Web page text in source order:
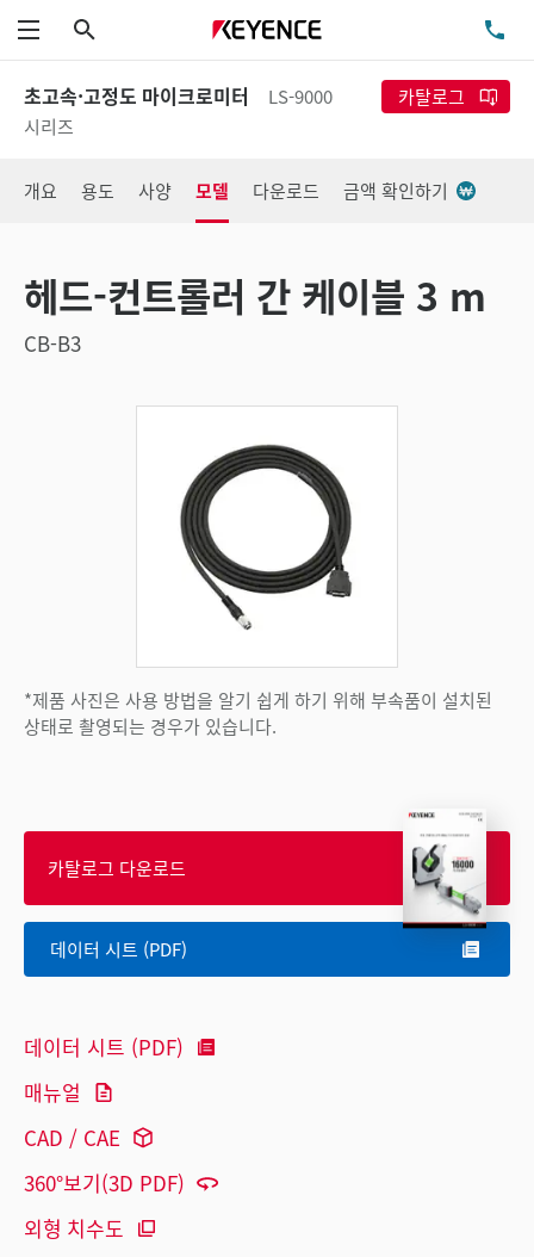
메뉴
초고속·고정도 마이크로미터
LS-9000
시리즈
카탈로그
개요 용도 사양 모델 다운로드 금액 확인하기
헤드-컨트롤러 간 케이블 3 m
CB-B3
*제품 사진은 사용 방법을 알기 쉽게 하기 위해 부속품이 설치된
상태로 촬영되는 경우가 있습니다.
카탈로그 다운로드
데이터 시트 (PDF)
데이터 시트 (PDF)
매뉴얼
CAD / CAE
360°보기(3D PDF)
외형 치수도